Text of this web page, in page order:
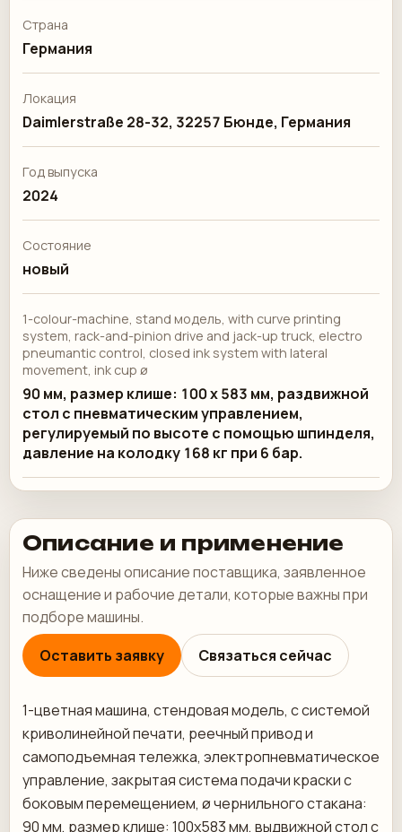
Страна
Германия
Локация
Daimlerstraße 28-32, 32257 Бюнде, Германия
Год выпуска
2024
Состояние
новый
1-colour-machine, stand модель, with curve printing
system, rack-and-pinion drive and jack-up truck, electro
pneumantic control, closed ink system with lateral
movement, ink cup ø
90 мм, размер клише: 100 x 583 мм, раздвижной
стол с пневматическим управлением,
регулируемый по высоте с помощью шпинделя,
давление на колодку 168 кг при 6 бар.
Описание и применение
Ниже сведены описание поставщика, заявленное
оснащение и рабочие детали, которые важны при
подборе машины.
Оставить заявку
Связаться сейчас
1-цветная машина, стендовая модель, с системой
криволинейной печати, реечный привод и
самоподъемная тележка, электропневматическое
управление, закрытая система подачи краски с
боковым перемещением, ø чернильного стакана:
90 мм, размер клише: 100x583 мм, выдвижной стол с